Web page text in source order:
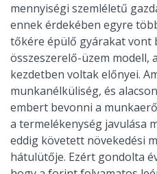
mennyiségi szemléletű
ennek érdekében egyre
tőkére épülő gyárakat vont
összeszerelő-üzem modell,
kezdetben voltak előnyei.
munkanélküliség, és
embert bevonni a
a termelékenység javulása
eddig követett növekedési
hátulütője. Ezért gondolta